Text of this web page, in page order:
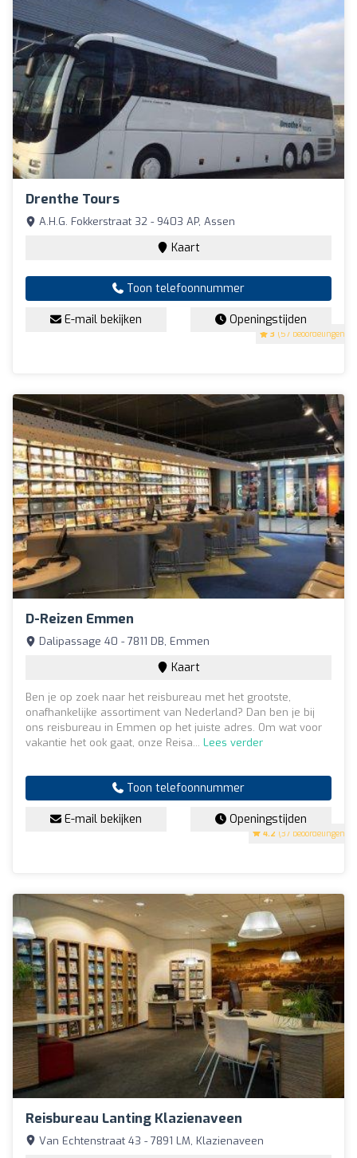
Drenthe Tours
3 (57 beoordelingen)
A.H.G. Fokkerstraat 32 - 9403 AP, Assen
Kaart
Toon telefoonnummer
E-mail bekijken Openingstijden
D-Reizen Emmen
4.2 (37 beoordelingen)
Dalipassage 40 - 7811 DB, Emmen
Kaart
Ben je op zoek naar het reisbureau met het grootste,
onafhankelijke assortiment van Nederland? Dan ben je bij
ons reisbureau in Emmen op het juiste adres. Om wat voor
vakantie het ook gaat, onze Reisa... Lees verder
Toon telefoonnummer
E-mail bekijken Openingstijden
Reisbureau Lanting Klazienaveen
Van Echtenstraat 43 - 7891 LM, Klazienaveen